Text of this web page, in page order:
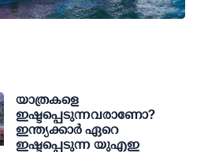
യാത്രകളെ
ഇഷ്ടപ്പെടുന്നവരാണോ?
ഇന്ത്യക്കാര്‍ ഏറെ
ഇഷ്ടപ്പെടുന്ന യുഎഇ